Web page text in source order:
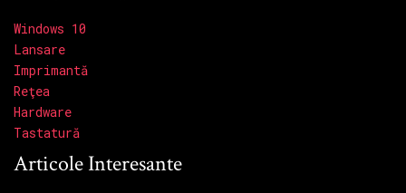
Windows 10
Lansare
Imprimantă
Reţea
Hardware
Tastatură
Articole Interesante